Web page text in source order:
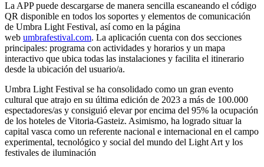
La APP puede descargarse de manera sencilla escaneando el código
QR disponible en todos los soportes y elementos de comunicación
de Umbra Light Festival, así como en la página
web umbrafestival.com. La aplicación cuenta con dos secciones
principales: programa con actividades y horarios y un mapa
interactivo que ubica todas las instalaciones y facilita el itinerario
desde la ubicación del usuario/a.
Umbra Light Festival se ha consolidado como un gran evento
cultural que atrajo en su última edición de 2023 a más de 100.000
espectadores/as y consiguió elevar por encima del 95% la ocupación
de los hoteles de Vitoria-Gasteiz. Asimismo, ha logrado situar la
capital vasca como un referente nacional e internacional en el campo
experimental, tecnológico y social del mundo del Light Art y los
festivales de iluminación